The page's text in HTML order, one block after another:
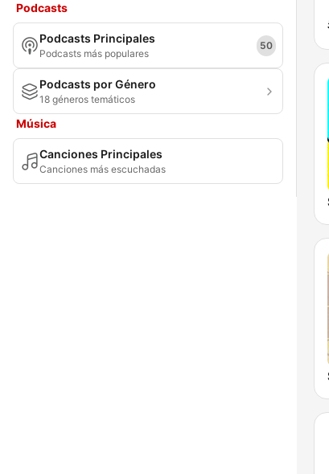
Podcasts
Podcasts Principales
Podcasts más populares
50
Podcasts por Género
18 géneros temáticos
Música
Canciones Principales
Canciones más escuchadas